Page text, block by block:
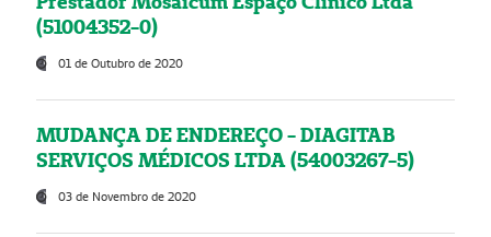
(51004352-0)
01 de Outubro de 2020
MUDANÇA DE ENDEREÇO - DIAGITAB
SERVIÇOS MÉDICOS LTDA (54003267-5)
03 de Novembro de 2020